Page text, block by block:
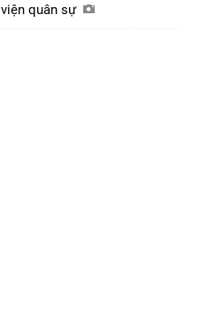
viện quân sự